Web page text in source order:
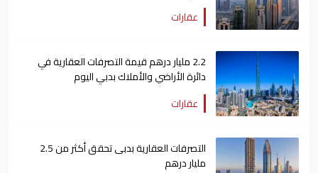
عقارات
2.2 مليار درهم قيمة التصرفات العقارية في
دائرة الأراضي والأملاك بدبي اليوم
عقارات
التصرفات العقارية بدبى تحقق أكثر من 2.5
مليار درهم